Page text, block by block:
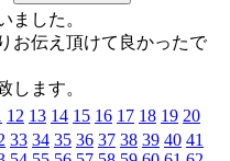
ました。
お伝え頂けて良かったで
します。
12 13 14 15 16 17 18 19 20
33 34 35 36 37 38 39 40 41